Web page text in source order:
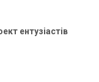
ентузіастів